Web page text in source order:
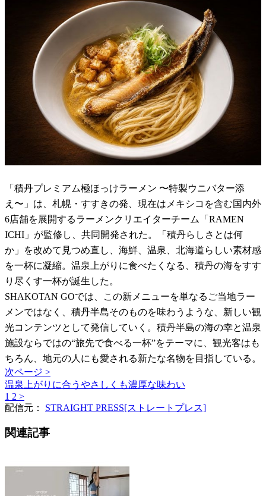
「積丹プレミアム極ほっけラーメン 〜特製ウニバター添
え〜」は、札幌・すすきの発、現在はメキシコを含む国内外
6店舗を展開するラーメンクリエイターチーム「RAMEN
ICHI」が監修し、共同開発された。「積丹らしさとは何
か」を改めて見つめ直し、海鮮、温泉、北海道らしい素材感
を一杯に凝縮。温泉上がりに食べたくなる、積丹の海をすす
り尽くす一杯が誕生した。
SHAKOTAN GOでは、この新メニューを単なるご当地ラー
メンではなく、積丹半島そのものを味わうような、新しい観
光コンテンツとして発信していく。積丹半島の海の幸と温泉
施設ならではの“旅先で食べる一杯”をテーマに、観光客はも
ちろん、地元の人にも愛される新たな名物を目指している。
次ページ >
温泉上がりに合うやさしくも濃厚な味わい
1 2 >
配信元： STRAIGHT PRESS[ストレートプレス]
関連記事